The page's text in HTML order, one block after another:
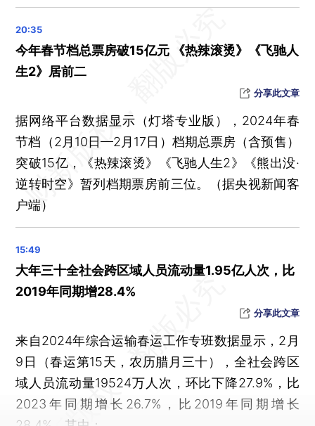
1月信贷超预期新增4.92万亿元 社融新增6.5万亿元
今年春节档总票房破15亿元 《热辣滚烫》《飞驰人
生2》居前二
分享此文章
据网络平台数据显示（灯塔专业版），2024年春
节档（2月10日—2月17日）档期总票房（含预售）
突破15亿，《热辣滚烫》《飞驰人生2》《熊出没·
逆转时空》暂列档期票房前三位。（据央视新闻客
户端）
大年三十全社会跨区域人员流动量1.95亿人次，比
2019年同期增28.4%
分享此文章
来自2024年综合运输春运工作专班数据显示，2月
9日（春运第15天，农历腊月三十），全社会跨区
域人员流动量19524万人次，环比下降27.9%，比
2023年同期增长26.7%，比2019年同期增长